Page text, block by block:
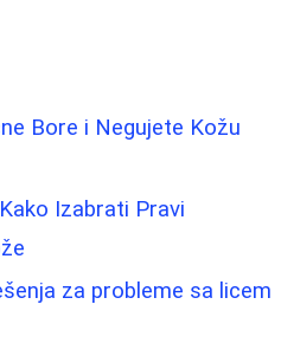
Bore i Negujete Kožu
Izabrati Pravi
za probleme sa licem